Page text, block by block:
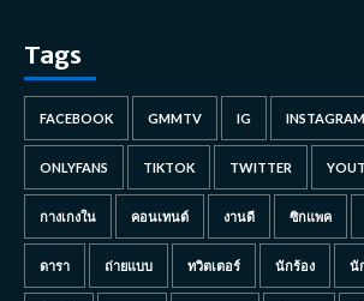
Tags
FACEBOOK GMMTV IG INSTAGRAM
ONLYFANS TIKTOK TWITTER
กางเกงใน คอนเทนต์ งานดี ซิกแพค
ดารา ถ่ายแบบ ทวิตเตอร์ นักร้อง นั